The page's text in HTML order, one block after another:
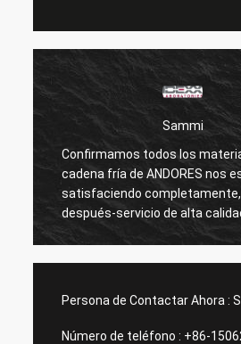
Sammi
Confirmamos todos los
cadena fría de ANDORES nos
satisfaciendo completamente,
después-servicio de alta
profesional.
Persona de Contactar Ahora :
Número de teléfono : +86-